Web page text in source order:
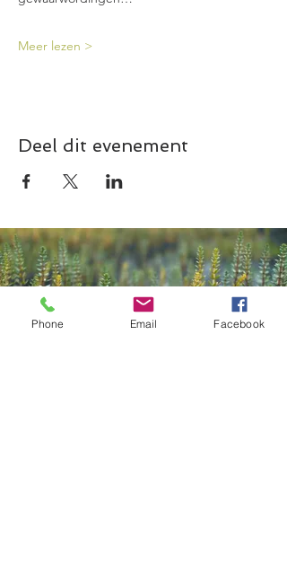
Meer lezen >
Deel dit evenement
Phone Email Facebook